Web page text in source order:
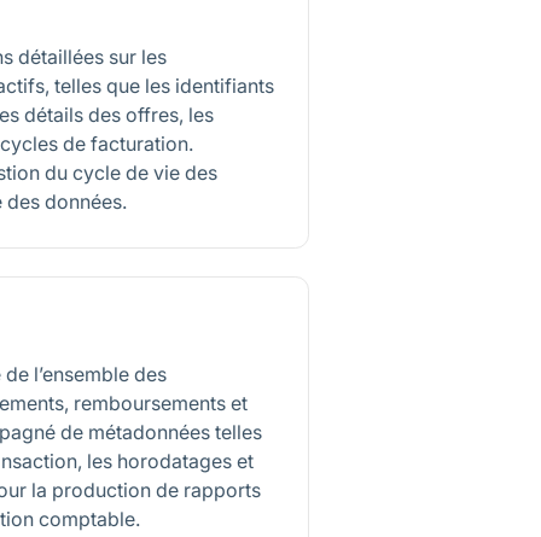
détaillées sur les
telles que les identifiants
détails des offres, les
de facturation.
du cycle de vie des
des données.
l’ensemble des
remboursements et
de métadonnées telles
les horodatages et
la production de rapports
comptable.